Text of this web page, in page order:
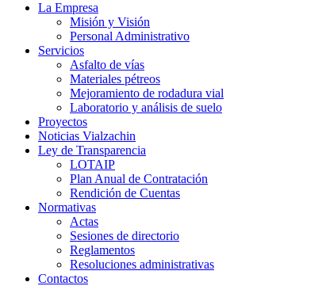
La Empresa
Misión y Visión
Personal Administrativo
Servicios
Asfalto de vías
Materiales pétreos
Mejoramiento de rodadura vial
Laboratorio y análisis de suelo
Proyectos
Noticias Vialzachin
Ley de Transparencia
LOTAIP
Plan Anual de Contratación
Rendición de Cuentas
Normativas
Actas
Sesiones de directorio
Reglamentos
Resoluciones administrativas
Contactos